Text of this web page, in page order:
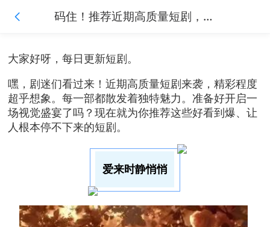
码住！推荐近期高质量短剧，好看到爆，根本停不下来！
大家好呀，每日更新短剧。
嘿，剧迷们看过来！近期高质量短剧来袭，精彩程度
超乎想象。每一部都散发着独特魅力。准备好开启一
场视觉盛宴了吗？现在就为你推荐这些好看到爆、让
人根本停不下来的短剧。
爱来时静悄悄